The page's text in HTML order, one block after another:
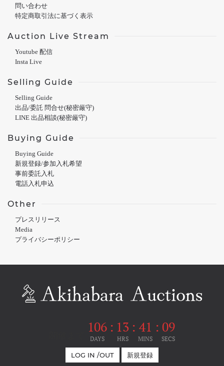
問い合わせ
特定商取引法に基づく表示
Auction Live Stream
Youtube 配信
Insta Live
Selling Guide
Selling Guide
出品/委託 問合せ(秘密厳守)
LINE 出品相談(秘密厳守)
Buying Guide
Buying Guide
新規登録/参加入札希望
事前委託入札
電話入札申込
Other
プレスリリース
Media
プライバシーポリシー
106
DAYS
: 13
HRS
: 41
MINS
: 08
SECS
LOG IN /OUT 新規登録